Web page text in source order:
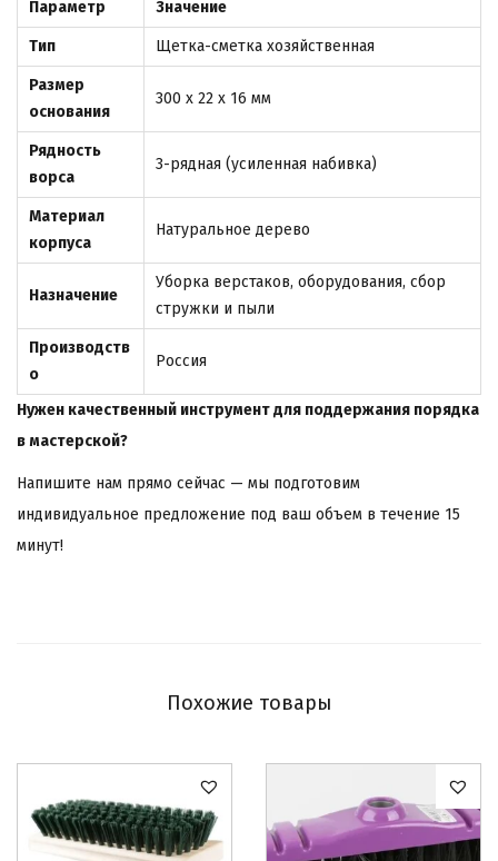
Параметр Значение
Тип Щетка-сметка хозяйственная
Размер
основания
300 х 22 х 16 мм
Рядность
ворса
3-рядная (усиленная набивка)
Материал
корпуса
Натуральное дерево
Назначение
Уборка верстаков, оборудования, сбор
стружки и пыли
Производств
о
Россия
Нужен качественный инструмент для поддержания порядка
в мастерской?
Напишите нам прямо сейчас — мы подготовим
индивидуальное предложение под ваш объем в течение 15
минут!
Похожие товары